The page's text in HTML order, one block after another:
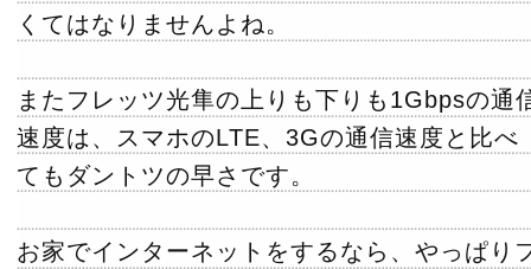
くてはなりませんよね。
またフレッツ光隼の上りも下りも1Gbpsの通
速度は、スマホのLTE、3Gの通信速度と比べ
てもダントツの早さです。
お家でインターネットをするなら、やっぱり